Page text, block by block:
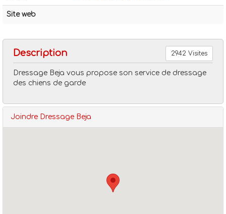
Dressage
Site web
Description 2942 Visites
Dressage Beja vous propose son service de dressage
des chiens de garde
Joindre Dressage Beja